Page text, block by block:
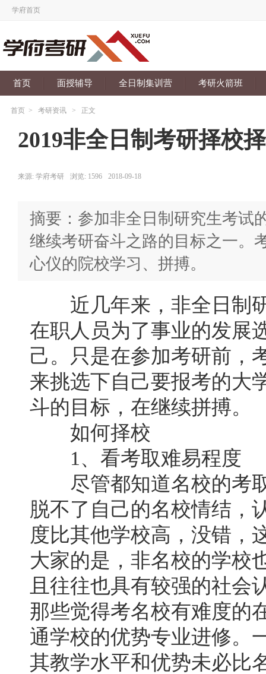
学府首页
首页 面授辅导 全日制集训营 考研火箭班
首页 > 考研资讯 > 正文
2019非全日制考研择校
来源: 学府考研 浏览: 1596 2018-09-18
摘要：参加非全日制研究生考试
继续考研奋斗之路的目标之一。
心仪的院校学习、拼搏。
近几年来，非全日制研
在职人员为了事业的发展
己。只是在参加考研前，
来挑选下自己要报考的大
斗的目标，在继续拼搏。
如何择校
1、看考取难易程度
尽管都知道名校的考取
脱不了自己的名校情结，
度比其他学校高，没错，
大家的是，非名校的学校
且往往也具有较强的社会
那些觉得考名校有难度的
通学校的优势专业进修。
其教学水平和优势未必比